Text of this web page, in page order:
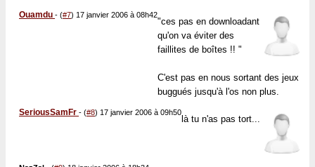
Ouamdu - (#7) 17 janvier 2006 à 08h42
"ces pas en downloadant
qu'on va éviter des
faillites de boîtes !! "
C'est pas en nous sortant des jeux
buggués jusqu'à l'os non plus.
SeriousSamFr - (#8) 17 janvier 2006 à 09h50
là tu n'as pas tort...